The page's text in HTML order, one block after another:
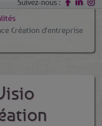
Suivez-nous :
Création d'entreprise